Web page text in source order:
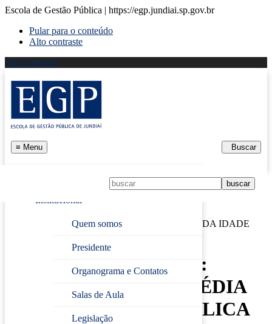
Escola de Gestão Pública | https://egp.jundiai.sp.gov.br
Pular para o conteúdo
Alto contraste
Alto contraste
≡ Menu
Institucional
Quem somos
Presidente
Organograma e Contatos
Salas de Aula
Legislação
Buscar
ORIGENS DO PODER: LIÇÕES DA IDADE
ORIGENS DO PODER:
LIÇÕES DA IDADE MÉDIA
PARA A GESTÃO PÚBLICA